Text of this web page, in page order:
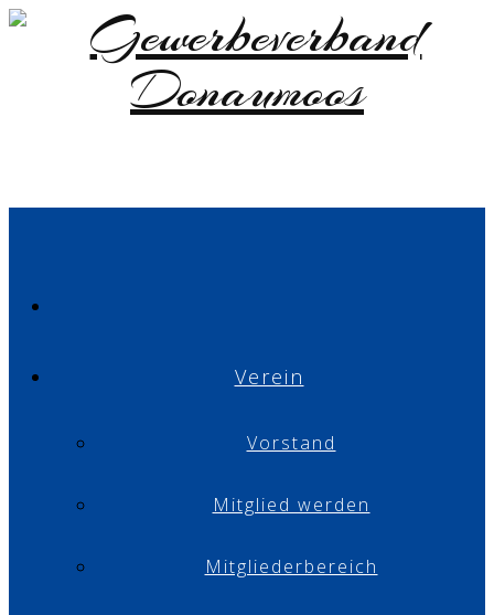
Verein
Vorstand
Mitglied werden
Mitgliederbereich